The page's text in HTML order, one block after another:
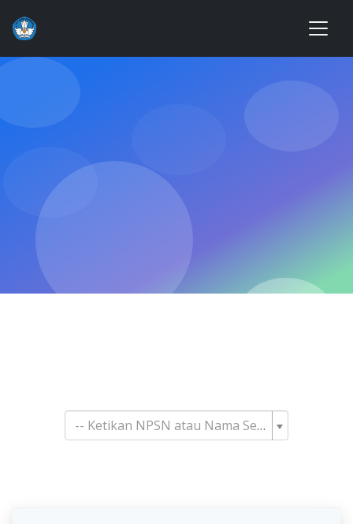
-- Ketikan NPSN atau Nama Sekolah--